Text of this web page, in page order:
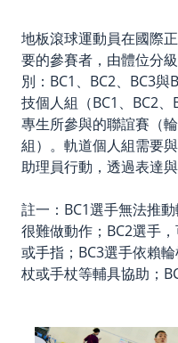
地板滾球運動員在國際
要的參賽者，由體位分
別：BC1、BC2、BC3
技個人組（BC1、BC2
專生所參與的聯誼賽（
組）。軌道個人組需要
助理員行動，透過表達
註一：BC1選手無法推
很難做動作；BC2選手
或手指；BC3選手依賴
杖或手杖等輔具協助；